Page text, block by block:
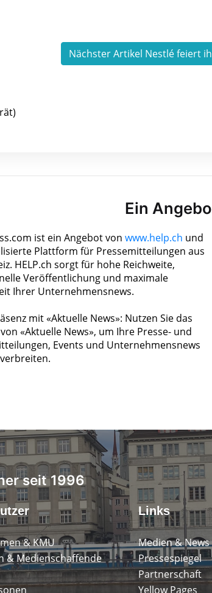
Nächster Artikel Nestlé feiert
Ein
ist ein Angebot von www.help.ch und
Plattform für Pressemitteilungen aus
HELP.ch sorgt für hohe Reichweite,
Veröffentlichung und maximale
Ihrer Unternehmensnews.
mit «Aktuelle News»: Nutzen Sie das
«Aktuelle News», um Ihre Presse- und
Events und Unternehmensnews
seit 1996
& KMU
& Medienschaffende
Links
Medien & News
Pressespiegel
Partnerschaft
Yellow Pages